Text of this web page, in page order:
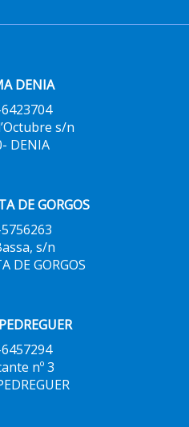
DENIA
s/n
DENIA
DE GORGOS
s/n
DE GORGOS
nº 3